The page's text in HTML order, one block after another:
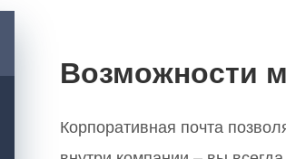
Возможности
Корпоративная почта